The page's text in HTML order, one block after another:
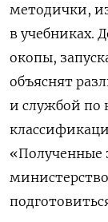
методички,
в учебниках.
окопы,
объяснят
и службой по
«Полученные